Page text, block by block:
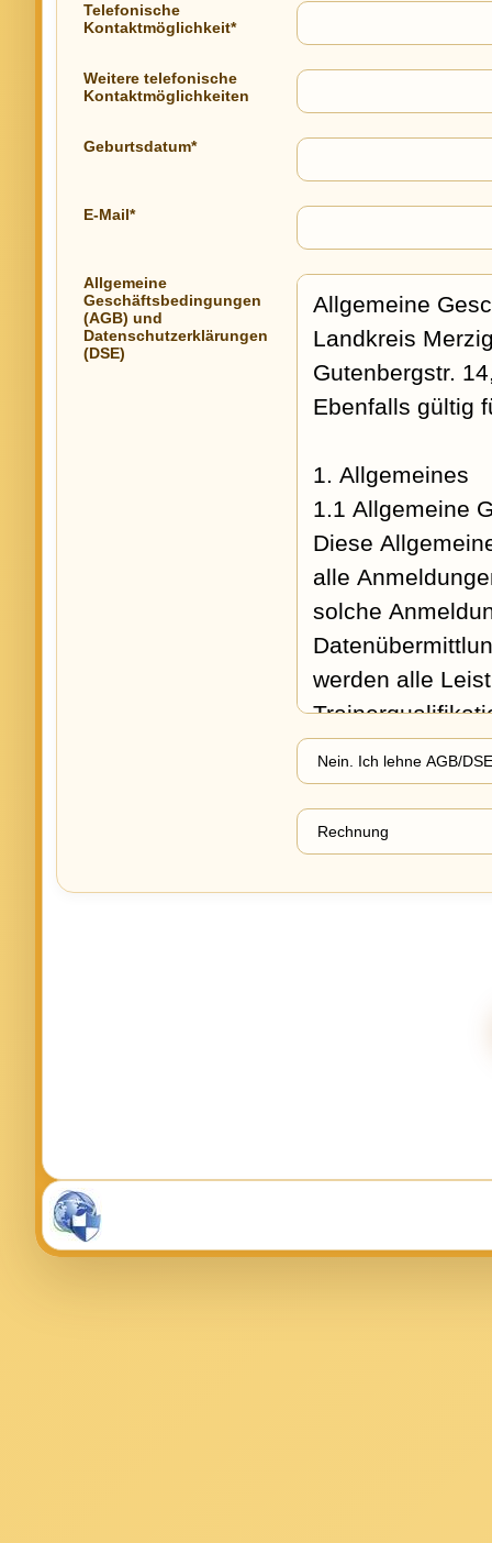
Telefonische
Kontaktmöglichkeit*
Weitere telefonische
Kontaktmöglichkeiten
Geburtsdatum*
E-Mail*
Allgemeine
Geschäftsbedingungen
(AGB) und
Datenschutzerklärungen
(DSE)